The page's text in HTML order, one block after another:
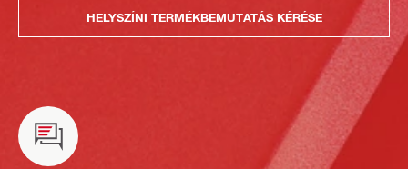
HELYSZÍNI TERMÉKBEMUTATÁS KÉRÉSE